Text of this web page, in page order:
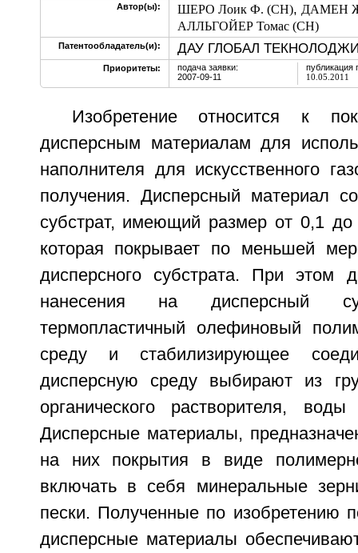
Автор(ы): ШЕРО Лоик Ф. (CH), ДАМЕН
АЛЛЬГОЙЕР Томас (CH)
Патентообладатель(и): ДАУ ГЛОБАЛ
Приоритеты:
подача заявки:
2007-09-11
публикация
10.05.2011
Изобретение относится к
дисперсным материалам для
наполнителя для искусственного
получения. Дисперсный материал
субстрат, имеющий размер от 0,1
которая покрывает по меньшей
дисперсного субстрата. При этом
нанесения на дисперсный
термопластичный олефиновый
среду и стабилизирующее
дисперсную среду выбирают из
органического растворителя,
Дисперсные материалы,
на них покрытия в виде
включать в себя минеральные
пески. Полученные по изобретению
дисперсные материалы